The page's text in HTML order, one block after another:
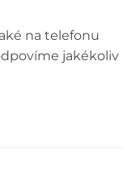
na telefonu
jakékoliv